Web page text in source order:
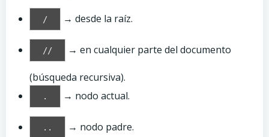
/ → desde la raíz.
// → en cualquier parte del documento
(búsqueda recursiva).
. → nodo actual.
.. → nodo padre.